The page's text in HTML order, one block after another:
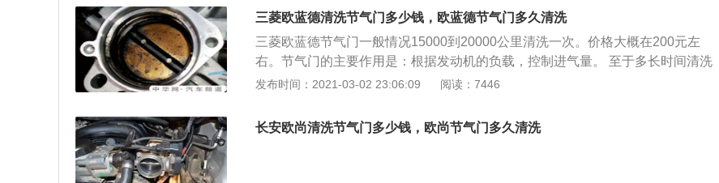
件之一，它的上部是空气滤清器【空气格】，下部是发动机缸体，是汽车发动机
的咽喉。车子加速是否灵活，与节气门的脏污有很大的关系，节气门清洁可以减
轻油耗更可以使发动机灵活而有劲。而节气门该不该拆下来清洗，也是车主们讨
论比较多的焦点。
三菱欧蓝德清洗节气门多少钱，欧蓝德节气门多久清洗
三菱欧蓝德节气门一般情况15000到20000公里清洗一次。价格大概在200元左
右。节气门的主要作用是：根据发动机的负载，控制进气量。 至于多长时间清洗
一次，由很多方面决定。比如车辆的行驶环境，电喷发动机的控制方式等。如果
堆积的杂质，时间一长，会影响到发动机的进气，这时就需要清洗。此现象在启
动车辆时最明显。再比如，一些日系的发动机控制系统，传统上喜欢通过对空气
发布时间：2021-03-02 23:06:09 阅读：7446
长安欧尚清洗节气门多少钱，欧尚节气门多久清洗